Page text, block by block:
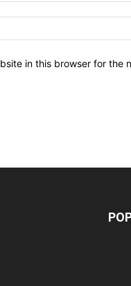
in this browser for the